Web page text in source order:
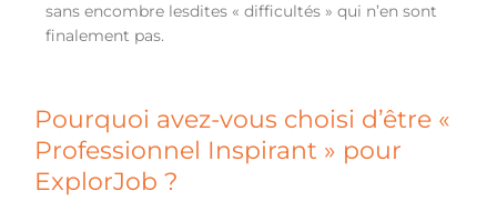
sans encombre lesdites « difficultés » qui n’en sont
finalement pas.
Pourquoi avez-vous choisi d’être «
Professionnel Inspirant » pour
ExplorJob ?